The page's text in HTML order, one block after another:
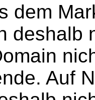
dem
deshalb
Auf